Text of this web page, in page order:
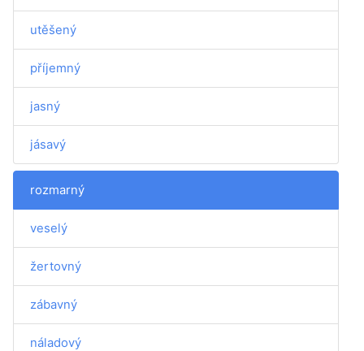
utěšený
příjemný
jasný
jásavý
rozmarný
veselý
žertovný
zábavný
náladový